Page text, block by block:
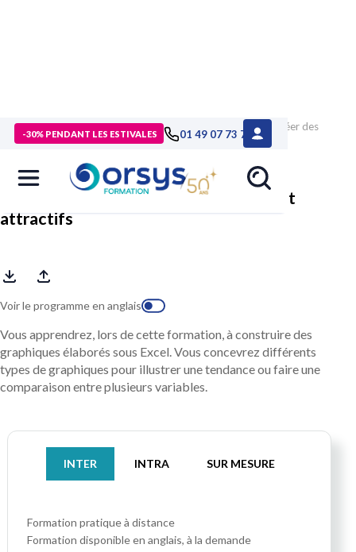
-30% PENDANT LES ESTIVALES 01 49 07 73 73
> Formations>Compétences métiers
Formation Excel, créer des
graphiques élaborés et attractifs
Excel, créer des graphiques élaborés et
attractifs
Voir le programme en anglais
Vous apprendrez, lors de cette formation, à construire des
graphiques élaborés sous Excel. Vous concevrez différents
types de graphiques pour illustrer une tendance ou faire une
comparaison entre plusieurs variables.
INTER INTRA SUR MESURE
Formation pratique à distance
Formation disponible en anglais, à la demande